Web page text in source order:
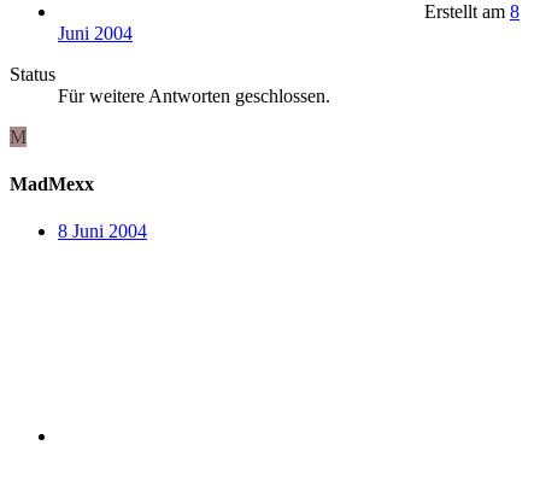
Erstellt am 8
Juni 2004
Status
Für weitere Antworten geschlossen.
M
MadMexx
8 Juni 2004